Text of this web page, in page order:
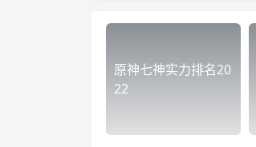
原神七神实力排名20
22